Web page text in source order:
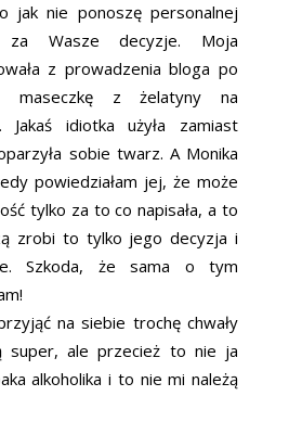
jak nie ponoszę personalnej
za Wasze decyzje. Moja
z prowadzenia bloga po
maseczkę z żelatyny na
Jakaś idiotka użyła zamiast
sobie twarz. A Monika
powiedziałam jej, że może
tylko za to co napisała, a to
zrobi to tylko jego decyzja i
Szkoda, że sama o tym
na siebie trochę chwały
super, ale przecież to nie ja
alkoholika i to nie mi należą